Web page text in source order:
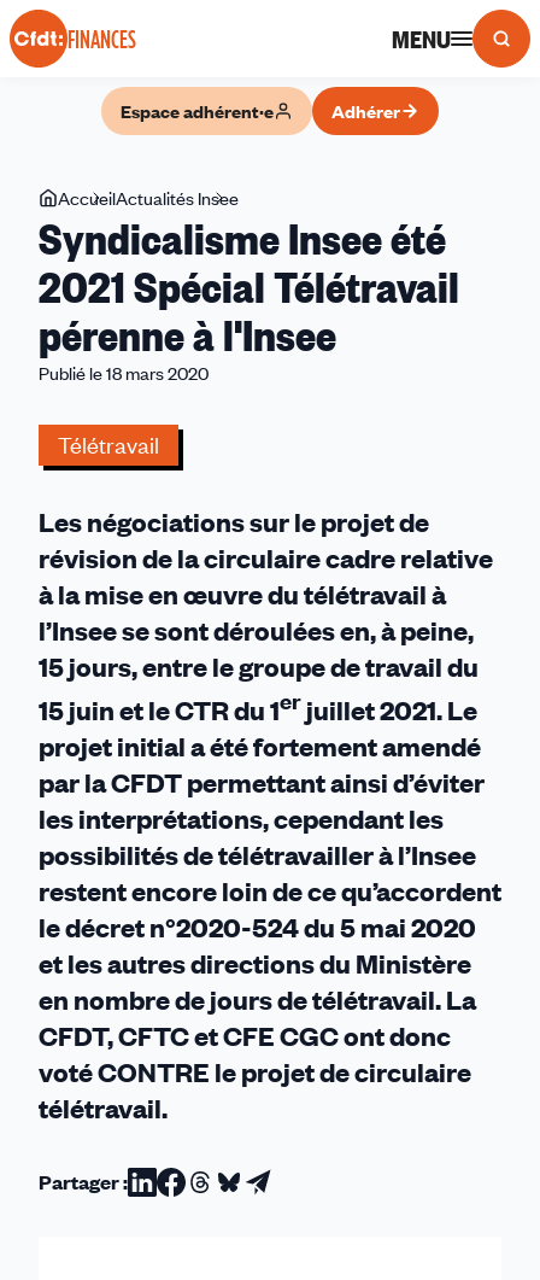
Panneau de gestion des cookies
FINANCES MENU
Espace adhérent·e Adhérer
Vous
êtes
ici
AccueilActualités Insee
Insee
été
2021
Spécial
Télétravail
Syndicalisme Insee été
2021 Spécial Télétravail
pérenne à l'Insee
Publié le 18 mars 2020
Télétravail
Les négociations sur le projet de
révision de la circulaire cadre relative
à la mise en œuvre du télétravail à
l’Insee se sont déroulées en, à peine,
15 jours, entre le groupe de travail du
15 juin et le CTR du 1er juillet 2021. Le
projet initial a été fortement amendé
par la CFDT permettant ainsi d’éviter
les interprétations, cependant les
possibilités de télétravailler à l’Insee
restent encore loin de ce qu’accordent
le décret n°2020-524 du 5 mai 2020
et les autres directions du Ministère
en nombre de jours de télétravail. La
CFDT, CFTC et CFE CGC ont donc
voté CONTRE le projet de circulaire
télétravail.
Partager :Partager
Partager
Partager
Partager
Partager